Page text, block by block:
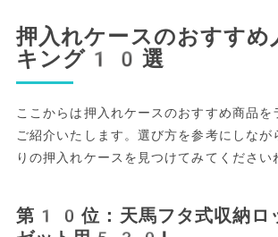
押入れケースのおすすめ
キング10選
ここからは押入れケースのおすすめ商品を
ご紹介いたします。選び方を参考にしなが
りの押入れケースを見つけてみてください
第10位：天馬フタ式収納ロ